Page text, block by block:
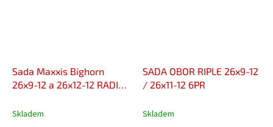
Sada Maxxis Bighorn
26x9-12 a 26x12-12 RADIAL
Skladem
SADA OBOR RIPLE 26x9-12
/ 26x11-12 6PR
Skladem